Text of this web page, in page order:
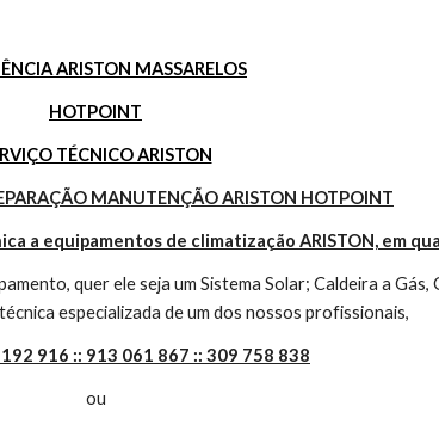
ARISTON MASSARELOS
HOTPOINT
TÉCNICO ARISTON
MANUTENÇÃO ARISTON HOTPOINT
a equipamentos de climatização ARISTON, em
quer ele seja um Sistema Solar; Caldeira a
especializada de um dos nossos profissionais,
916 :: 913 061 867 :: 309 758 838
ou